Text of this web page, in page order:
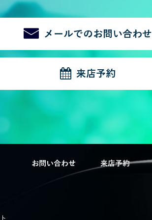
メールでのお問い合わせ
来店予約
お問い合わせ 来店予約